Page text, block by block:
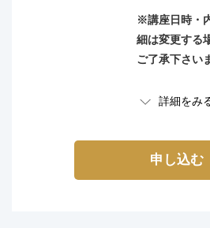
を予めご了承ください。
※開催済みの講座は、過去動画を
いつでも講師に質問ができます。
動画視聴のみでの参加でも受講可
（講座終了後にも、数か月の視
※講座日時・
細は変更する
ご了承下さい
講座内容
【カウンセリング技術
ラム】
詳細をみ
申し込む